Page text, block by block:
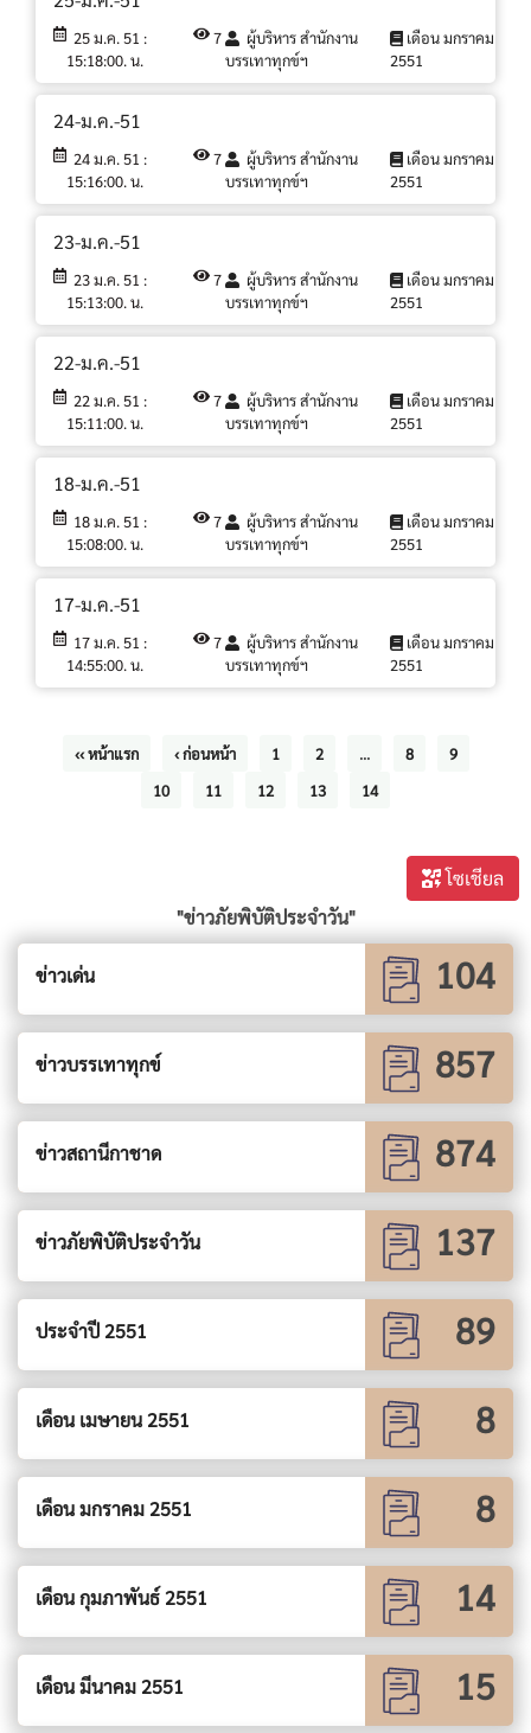
โซเชียล
25 ม.ค. 51 :
15:18:00. น.
7
ผู้บริหาร สำนักงาน
บรรเทาทุกข์ฯ
เดือน มกราคม
2551
24-ม.ค.-51
24 ม.ค. 51 :
15:16:00. น.
7
ผู้บริหาร สำนักงาน
บรรเทาทุกข์ฯ
เดือน มกราคม
2551
23-ม.ค.-51
23 ม.ค. 51 :
15:13:00. น.
7
ผู้บริหาร สำนักงาน
บรรเทาทุกข์ฯ
เดือน มกราคม
2551
22-ม.ค.-51
22 ม.ค. 51 :
15:11:00. น.
7
ผู้บริหาร สำนักงาน
บรรเทาทุกข์ฯ
เดือน มกราคม
2551
18-ม.ค.-51
18 ม.ค. 51 :
15:08:00. น.
7
ผู้บริหาร สำนักงาน
บรรเทาทุกข์ฯ
เดือน มกราคม
2551
17-ม.ค.-51
17 ม.ค. 51 :
14:55:00. น.
7
ผู้บริหาร สำนักงาน
บรรเทาทุกข์ฯ
เดือน มกราคม
2551
‹‹ หน้าแรก ‹ ก่อนหน้า 1 2 ... 8
9
10
11 12 13 14
"ข่าวภัยพิบัติประจำวัน"
ข่าวเด่น 104
ข่าวบรรเทาทุกข์ 857
ข่าวสถานีกาชาด 874
ข่าวภัยพิบัติประจำวัน 137
ประจำปี 2551 89
เดือน เมษายน 2551 8
เดือน มกราคม 2551 8
เดือน กุมภาพันธ์ 2551 14
เดือน มีนาคม 2551 15